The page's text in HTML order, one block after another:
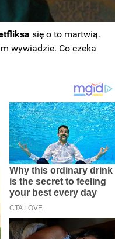
się o to martwią.
wywiadzie. Co czeka